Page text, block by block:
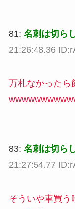
81: 名刺は切ら
21:26:48.36
万札なかったら
83: 名刺は切ら
21:27:54.77
そういや車買う